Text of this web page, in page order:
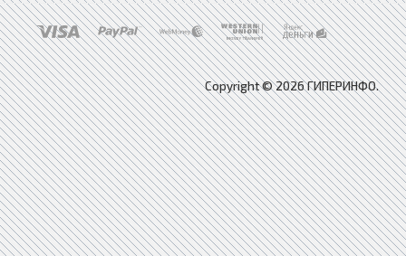
Copyright © 2026 ГИПЕРИНФО.